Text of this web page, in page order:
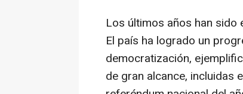
Los últimos años han
El país ha logrado un
democratización,
de gran alcance, incluidas